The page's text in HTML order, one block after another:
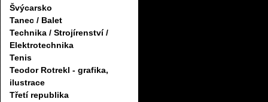
Švýcarsko
Tanec / Balet
Technika / Strojírenství /
Elektrotechnika
Tenis
Teodor Rotrekl - grafika,
ilustrace
Třetí republika